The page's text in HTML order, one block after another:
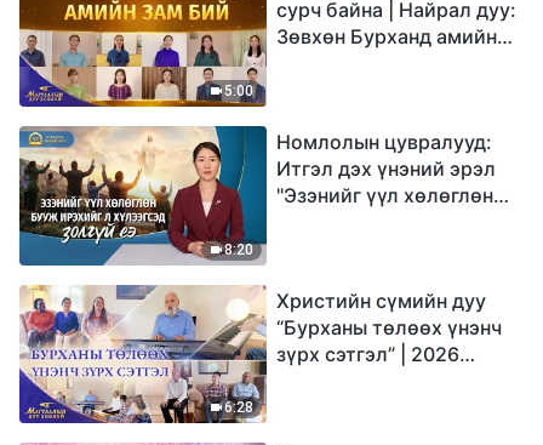
5:00
сурч байна | Найрал дуу:
Зөвхөн Бурханд амийн
8:20
Номлолын цувралууд:
Итгэл дэх үнэний эрэл
"Эзэнийг үүл хөлөглөн
6:28
Христийн сүмийн дуу
“Бурханы төлөөх үнэнч
зүрх сэтгэл” | 2026